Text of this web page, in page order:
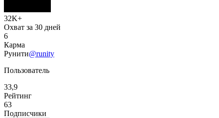
32K+
Охват за 30 дней
6
Карма
Рунити@runity
Пользователь
33,9
Рейтинг
63
Подписчики